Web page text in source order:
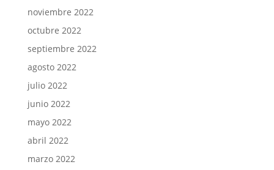
noviembre 2022
octubre 2022
septiembre 2022
agosto 2022
julio 2022
junio 2022
mayo 2022
abril 2022
marzo 2022